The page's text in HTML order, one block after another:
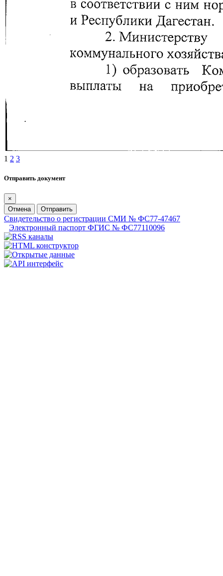
1 2 3
Отправить документ
×
Отмена
Отправить
Свидетельство о регистрации СМИ № ФС77-47467
Электронный паспорт ФГИС № ФС77110096